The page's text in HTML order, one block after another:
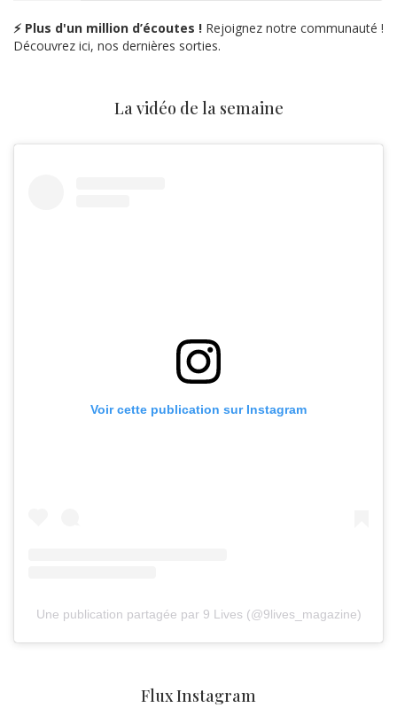
⚡ Plus d'un million d’écoutes ! Rejoignez notre communauté !
Découvrez ici, nos dernières sorties.
La vidéo de la semaine
Voir cette publication sur Instagram
Une publication partagée par 9 Lives (@9lives_magazine)
Flux Instagram